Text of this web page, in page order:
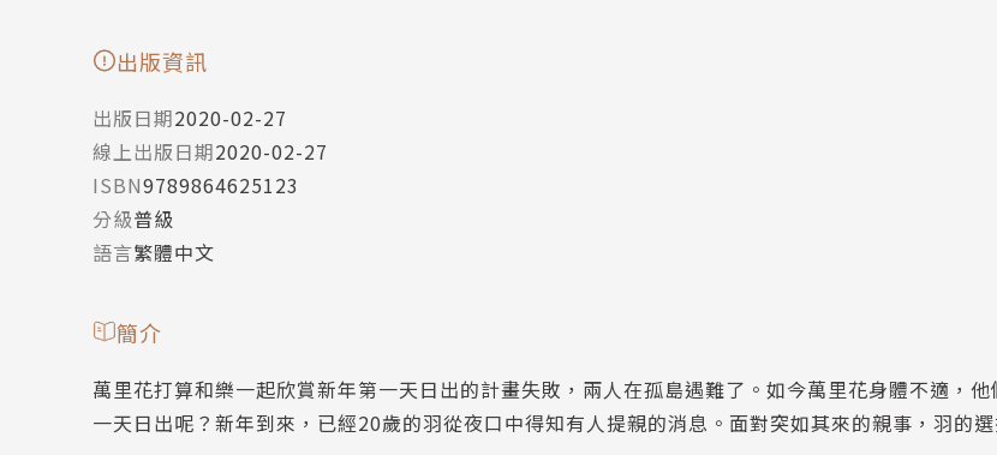
出版資訊
出版日期2020-02-27
線上出版日期2020-02-27
ISBN9789864625123
分級普級
語言繁體中文
簡介
萬里花打算和樂一起欣賞新年第一天日出的計畫失敗，兩人在孤島遇難了。如今萬里花身體不適，
一天日出呢？新年到來，已經20歲的羽從夜口中得知有人提親的消息。面對突如其來的親事，羽的